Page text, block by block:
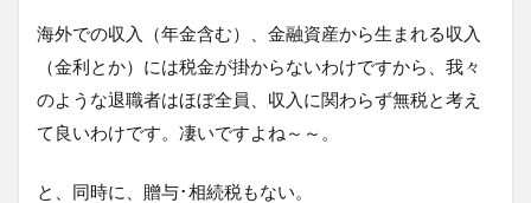
海外での収入（年金含む）、金融資産から生まれる収入
（金利とか）には税金が掛からないわけですから、我々
のような退職者はほぼ全員、収入に関わらず無税と考え
て良いわけです。凄いですよね～～。
と、同時に、贈与･相続税もない。